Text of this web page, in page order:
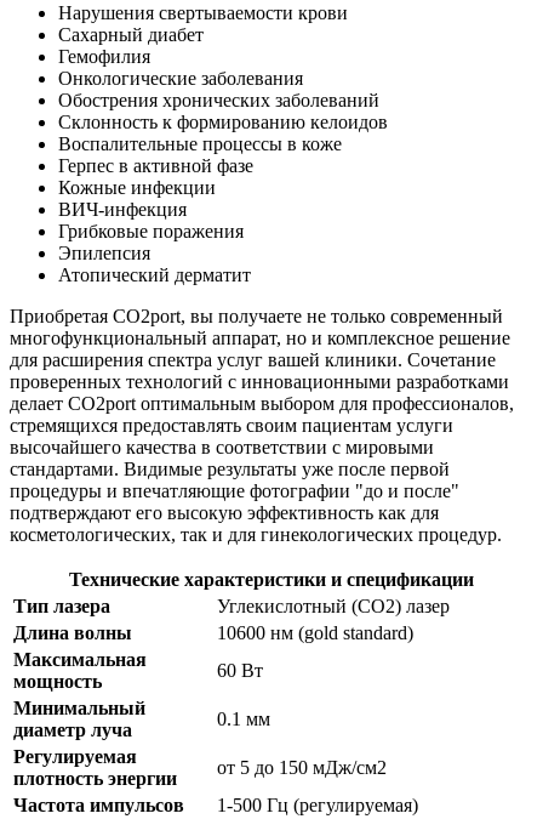
Нарушения свертываемости крови
Сахарный диабет
Гемофилия
Онкологические заболевания
Обострения хронических заболеваний
Склонность к формированию келоидов
Воспалительные процессы в коже
Герпес в активной фазе
Кожные инфекции
ВИЧ-инфекция
Грибковые поражения
Эпилепсия
Атопический дерматит
Приобретая CO2port, вы получаете не только современный
многофункциональный аппарат, но и комплексное решение
для расширения спектра услуг вашей клиники. Сочетание
проверенных технологий с инновационными разработками
делает CO2port оптимальным выбором для профессионалов,
стремящихся предоставлять своим пациентам услуги
высочайшего качества в соответствии с мировыми
стандартами. Видимые результаты уже после первой
процедуры и впечатляющие фотографии "до и после"
подтверждают его высокую эффективность как для
косметологических, так и для гинекологических процедур.
Технические характеристики и спецификации
Тип лазера
Углекислотный (CO2) лазер
Длина волны
10600 нм (gold standard)
Максимальная
мощность
60 Вт
Минимальный
диаметр луча
0.1 мм
Регулируемая
плотность энергии
от 5 до 150 мДж/см2
Частота импульсов
1-500 Гц (регулируемая)